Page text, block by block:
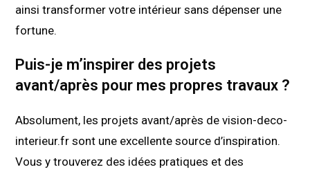
ainsi transformer votre intérieur sans dépenser une
fortune.
Puis-je m’inspirer des projets
avant/après pour mes propres travaux ?
Absolument, les projets avant/après de vision-deco-
interieur.fr sont une excellente source d’inspiration.
Vous y trouverez des idées pratiques et des